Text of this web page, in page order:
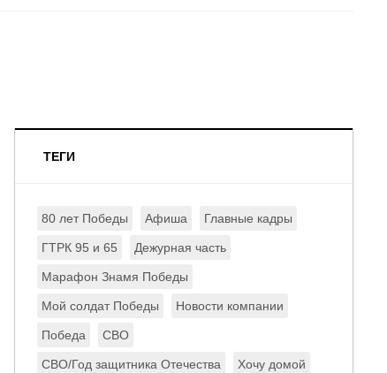
ТЕГИ
80 лет Победы Афиша Главные кадры
ГТРК 95 и 65 Дежурная часть
Марафон Знамя Победы
Мой солдат Победы Новости компании
Победа СВО
СВО/Год защитника Отечества Хочу домой